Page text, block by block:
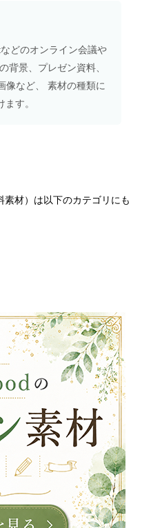
どのオンライン会議や
背景、プレゼン資料、
像など、 素材の種類に
す。
材）は以下のカテゴリにも